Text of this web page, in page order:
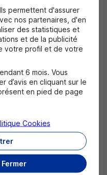
visuels
à
?
a des
Ils permettent d'assurer
nos partenaires, d'en
des statistiques et
et de la publicité
votre profil et de votre
6 mois. Vous
d’avis en cliquant sur le
en pied de page
Cookies